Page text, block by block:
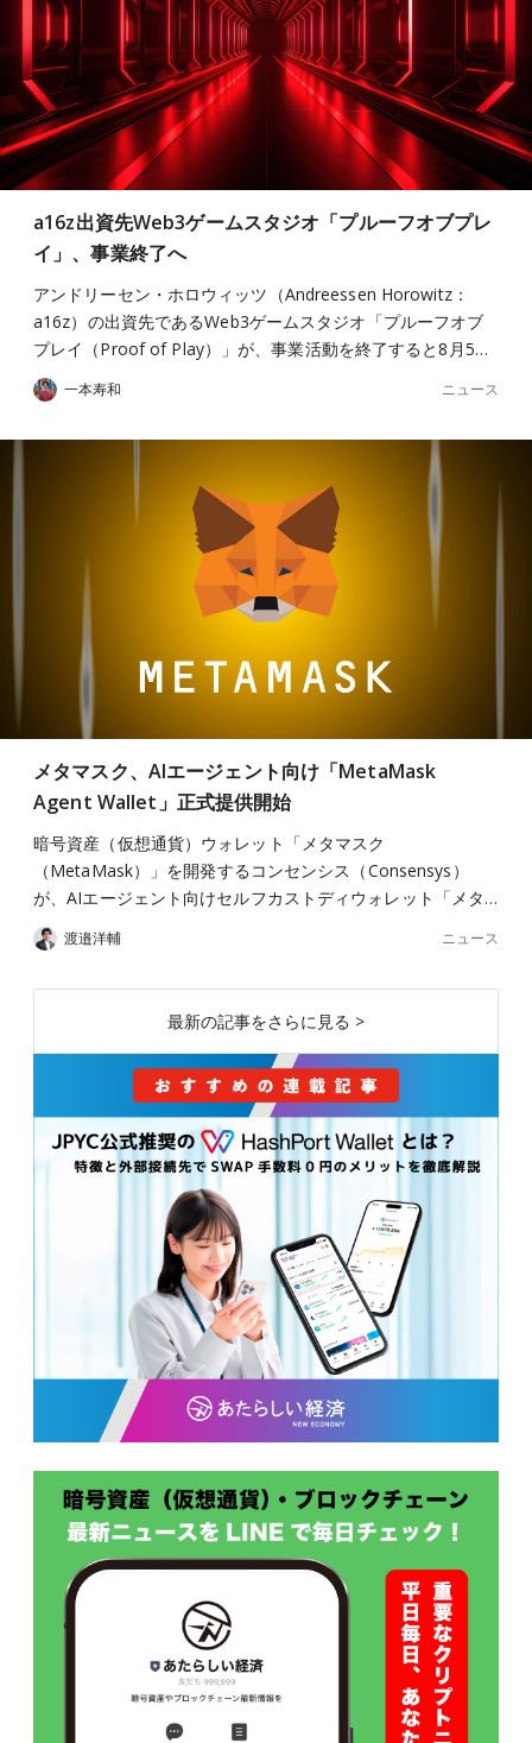
a16z出資先Web3ゲームスタジオ「プルーフオブプレ
イ」、事業終了へ
アンドリーセン・ホロウィッツ（Andreessen Horowitz：
a16z）の出資先であるWeb3ゲームスタジオ「プルーフオブ
プレイ（Proof of Play）」が、事業活動を終了すると8月5…
一本寿和 ニュース
メタマスク、AIエージェント向け「MetaMask
Agent Wallet」正式提供開始
暗号資産（仮想通貨）ウォレット「メタマスク
（MetaMask）」を開発するコンセンシス（Consensys）
が、AIエージェント向けセルフカストディウォレット「メタ…
渡邉洋輔 ニュース
最新の記事をさらに見る >